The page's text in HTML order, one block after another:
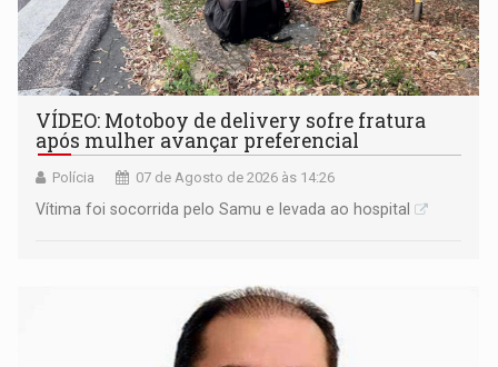
VÍDEO: Motoboy de delivery sofre fratura
após mulher avançar preferencial
Polícia 07 de Agosto de 2026 às 14:26
Vítima foi socorrida pelo Samu e levada ao hospital